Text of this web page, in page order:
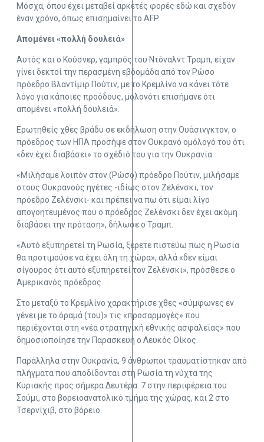
Μόσχα, όπου έχει μεταβεί αρκετές φορές εδώ και σχεδόν
έναν χρόνο, όπως επισημαίνει το AFP.
Απομένει «πολλή δουλειά»
Αυτός και ο Κούσνερ, γαμπρός του Ντόναλντ Τραμπ, είχαν
γίνει δεκτοί την περασμένη εβδομάδα από τον Ρώσο
πρόεδρο Βλαντίμιρ Πούτιν, με το Κρεμλίνο να κάνει τότε
λόγο για κάποιες προόδους, μολονότι επισήμανε ότι
απομένει «πολλή δουλειά».
Ερωτηθείς χθες βράδυ σε εκδήλωση στην Ουάσινγκτον, ο
πρόεδρος των ΗΠΑ προσήψε στον Ουκρανό ομόλογό του ότι
«δεν έχει διαβάσει» το σχέδιό του για την Ουκρανία.
«Μιλήσαμε λοιπόν στον (Ρώσο) πρόεδρο Πούτιν, μιλήσαμε
στους Ουκρανούς ηγέτες -ιδίως στον Ζελένσκι, τον
πρόεδρο Ζελένσκι- και πρέπει να πω ότι είμαι λίγο
απογοητευμένος που ο πρόεδρος Ζελένσκι δεν έχει ακόμη
διαβάσει την πρόταση», δήλωσε ο Τραμπ.
«Αυτό εξυπηρετεί τη Ρωσία, ξέρετε πιστεύω πως η Ρωσία
θα προτιμούσε να έχει όλη τη χώρα», αλλά «δεν είμαι
σίγουρος ότι αυτό εξυπηρετεί τον Ζελένσκι», πρόσθεσε ο
Αμερικανός πρόεδρος.
Στο μεταξύ το Κρεμλίνο χαρακτήρισε χθες «σύμφωνες εν
γένει με το όραμά (του)» τις «προσαρμογές» που
περιέχονται στη «νέα στρατηγική εθνικής ασφαλείας» που
δημοσιοποίησε την Παρασκευή ο Λευκός Οίκος.
Παράλληλα στην Ουκρανία, 9 άνθρωποι τραυματίστηκαν από
πλήγματα που αποδίδονται στη Ρωσία τη νύχτα της
Κυριακής προς σήμερα Δευτέρα: 7 στην περιφέρεια του
Σούμι, στο βορειοανατολικό τμήμα της χώρας, και 2 στο
Τσερνίχιβ, στο βόρειο.